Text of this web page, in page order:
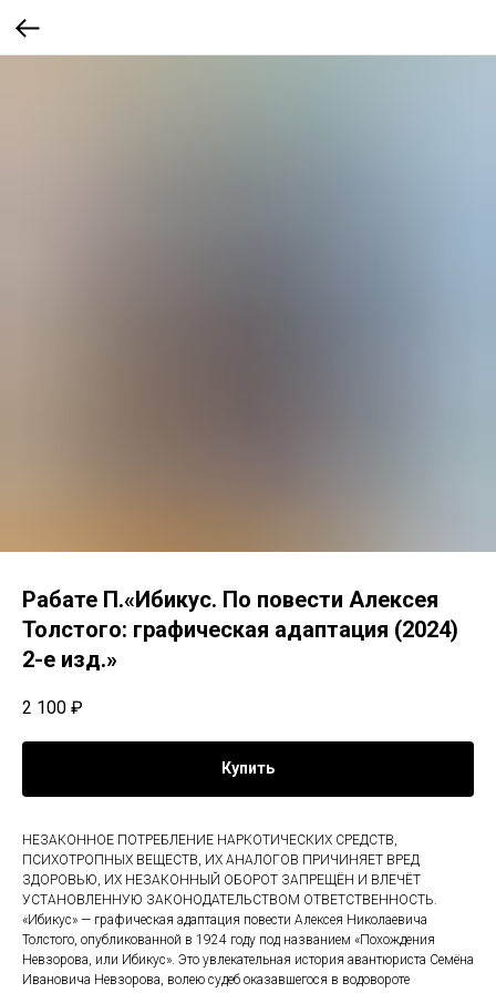
Рабате П.«Ибикус. По повести Алексея
Толстого: графическая адаптация (2024)
2-е изд.»
2 100 ₽
Купить
НЕЗАКОННОЕ ПОТРЕБЛЕНИЕ НАРКОТИЧЕСКИХ СРЕДСТВ,
ПСИХОТРОПНЫХ ВЕЩЕСТВ, ИХ АНАЛОГОВ ПРИЧИНЯЕТ ВРЕД
ЗДОРОВЬЮ, ИХ НЕЗАКОННЫЙ ОБОРОТ ЗАПРЕЩЁН И ВЛЕЧЁТ
УСТАНОВЛЕННУЮ ЗАКОНОДАТЕЛЬСТВОМ ОТВЕТСТВЕННОСТЬ.
«Ибикус» — графическая адаптация повести Алексея Николаевича
Толстого, опубликованной в 1924 году под названием «Похождения
Невзорова, или Ибикус». Это увлекательная история авантюриста Семёна
Ивановича Невзорова, волею судеб оказавшегося в водовороте